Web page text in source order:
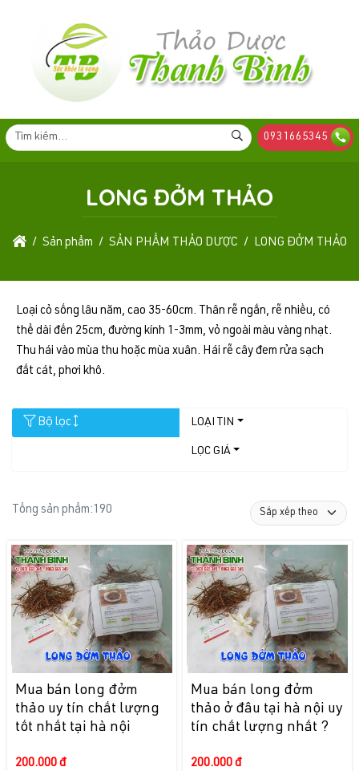
0931665345
LONG ĐỞM THẢO
Sản phẩm SẢN PHẨM THẢO DƯỢC LONG ĐỞM THẢO
Loại cỏ sống lâu năm, cao 35-60cm. Thân rễ ngắn, rễ nhiều, có
thể dài đến 25cm, đường kính 1-3mm, vỏ ngoài màu vàng nhạt.
Thu hái vào mùa thu hoặc mùa xuân. Hái rễ cây đem rửa sạch
đất cát, phơi khô.
Bộ lọc LOẠI TIN
LỌC GIÁ
Tổng sản phẩm: 190
Mua bán long đởm
thảo uy tín chất lượng
tốt nhất tại hà nội
200.000 đ
Mua bán long đởm
thảo ở đâu tại hà nội uy
tín chất lượng nhất ?
200.000 đ